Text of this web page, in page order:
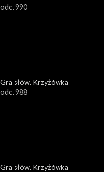
odc. 990
Gra słów. Krzyżówka
odc. 988
Gra słów. Krzyżówka